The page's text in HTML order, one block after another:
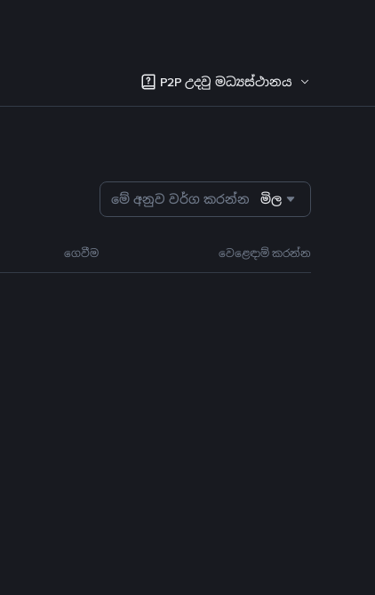
P2P උදවු මධ්‍යස්ථානය
මේ අනුව වර්ග කරන්න මිල
ගෙවීම වෙළෙඳාම් කරන්න